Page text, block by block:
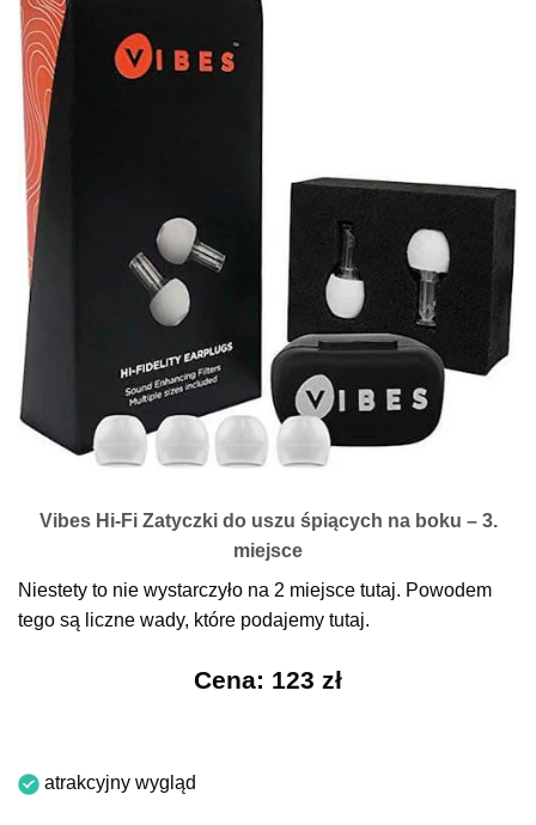
Vibes Hi-Fi Zatyczki do uszu śpiących na boku – 3.
miejsce
Niestety to nie wystarczyło na 2 miejsce tutaj. Powodem
tego są liczne wady, które podajemy tutaj.
Cena: 123 zł
atrakcyjny wygląd